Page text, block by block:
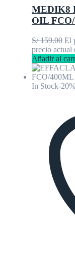
MEDIK8
OIL
S/159.00 El
precio actual
Añadir al
In Stock-